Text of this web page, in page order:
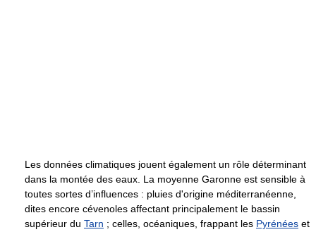
Les données climatiques jouent également un rôle déterminant
dans la montée des eaux. La moyenne Garonne est sensible à
toutes sortes d’influences : pluies d'origine méditerranéenne,
dites encore cévenoles affectant principalement le bassin
supérieur du Tarn ; celles, océaniques, frappant les Pyrénées et